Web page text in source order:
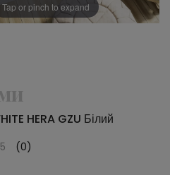
Tap or pinch to expand
HERA GZU Білий
(0)